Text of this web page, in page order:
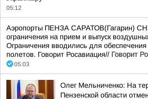
05:12
Аэропорты ПЕНЗА САРАТОВ(Гагарин)
ограничения на прием и выпуск
Ограничения вводились для обеспечения
полетов. Говорит Росавиация// Говорит
05:03
Олег Мельниченко: На
Пензенской области